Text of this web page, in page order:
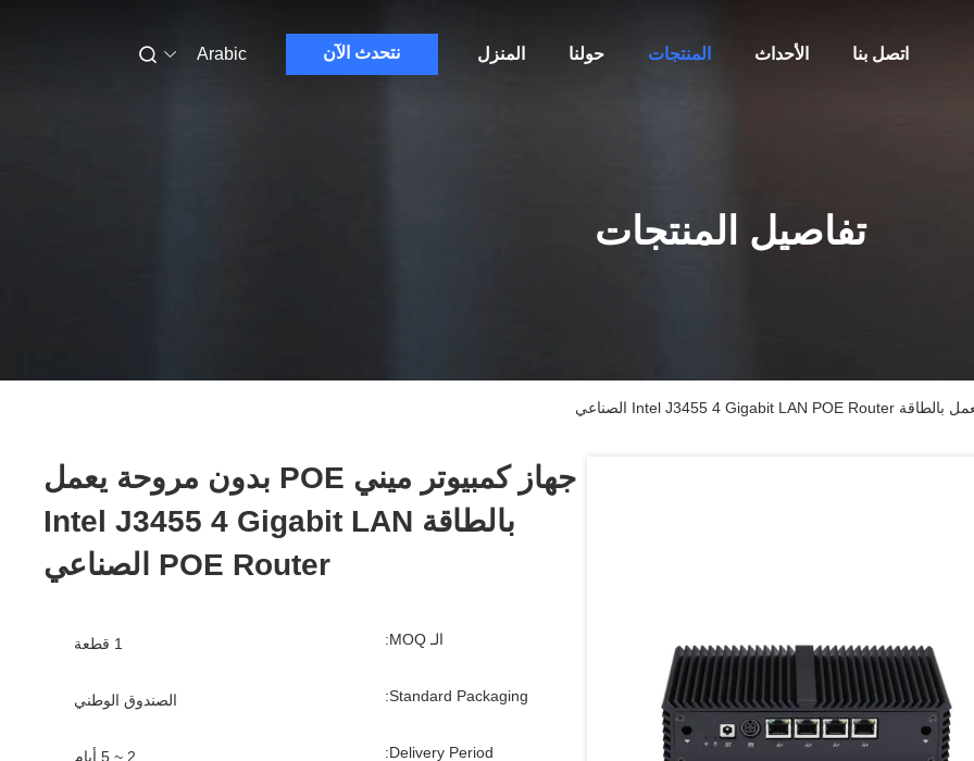
المنزل حولنا المنتجات الأحداث اتصل بنا نتحدث الآن Arabic
تفاصيل المنتجات
جهاز كمبيوتر ميني POE بدون مروحة يعمل
بالطاقة Intel J3455 4 Gigabit LAN
POE Router الصناعي
الـ MOQ: 1 قطعة
Standard Packaging: الصندوق الوطني
Delivery Period: 2 ~ 5 أيام